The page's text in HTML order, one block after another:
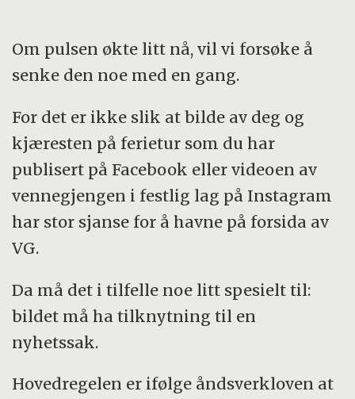
Om pulsen økte litt nå, vil vi forsøke å
senke den noe med en gang.
For det er ikke slik at bilde av deg og
kjæresten på ferietur som du har
publisert på Facebook eller videoen av
vennegjengen i festlig lag på Instagram
har stor sjanse for å havne på forsida av
VG.
Da må det i tilfelle noe litt spesielt til:
bildet må ha tilknytning til en
nyhetssak.
Hovedregelen er ifølge åndsverkloven at